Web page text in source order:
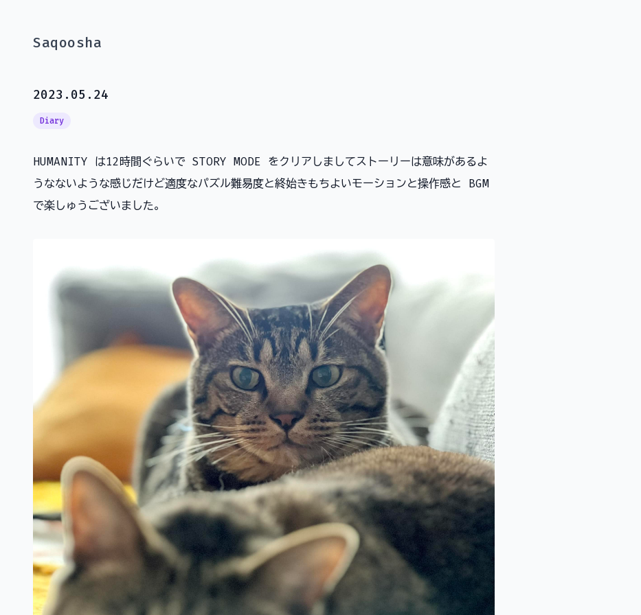
Saqoosha
2023.05.24
Diary
HUMANITY は12時間ぐらいで STORY MODE をクリアしましてストーリーは意味があるよ
うなないような感じだけど適度なパズル難易度と終始きもちよいモーションと操作感と BGM
で楽しゅうございました。